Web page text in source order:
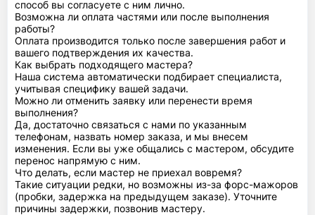
способ вы согласуете с ним лично.
Возможна ли оплата частями или после выполнения
работы?
Оплата производится только после завершения работ и
вашего подтверждения их качества.
Как выбрать подходящего мастера?
Наша система автоматически подбирает специалиста,
учитывая специфику вашей задачи.
Можно ли отменить заявку или перенести время
выполнения?
Да, достаточно связаться с нами по указанным
телефонам, назвать номер заказа, и мы внесем
изменения. Если вы уже общались с мастером, обсудите
перенос напрямую с ним.
Что делать, если мастер не приехал вовремя?
Такие ситуации редки, но возможны из-за форс-мажоров
(пробки, задержка на предыдущем заказе). Уточните
причины задержки, позвонив мастеру.